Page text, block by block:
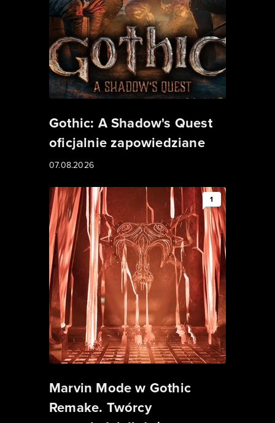
Gothic: A Shadow's Quest
oficjalnie zapowiedziane
07.08.2026
1
Marvin Mode w Gothic
Remake. Twórcy